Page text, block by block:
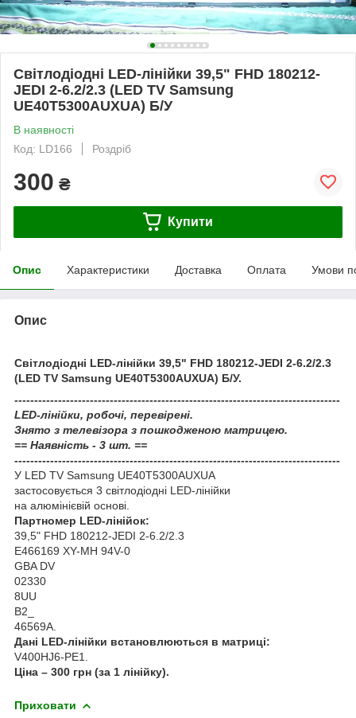
Світлодіодні LED-лінійки 39,5" FHD 180212-
JEDI 2-6.2/2.3 (LED TV Samsung
UE40T5300AUXUA) Б/У
В наявності
Код: LD166
Роздріб
300 ₴
Купити
Опис Характеристики Доставка Оплата Умови
Опис
Світлодіодні LED-лінійки 39,5" FHD 180212-JEDI 2-6.2/2.3
(LED TV Samsung UE40T5300AUXUA) Б/У.
----------------------------------------------------------------------------------
LED-лінійки, робочі, перевірені.
Знято з телевізора з пошкодженою матрицею.
== Наявність - 3 шт. ==
----------------------------------------------------------------------------------
У LED TV Samsung UE40T5300AUXUA
застосовується 3 світлодіодні LED-лінійки
на алюмінієвій основі.
Партномер LED-лінійок:
39,5" FHD 180212-JEDI 2-6.2/2.3
E466169 XY-MH 94V-0
GBA DV
02330
8UU
B2_
46569A.
Дані LED-лінійки встановлюються в матриці:
V400HJ6-PE1.
Ціна – 300 грн (за 1 лінійку).
Приховати